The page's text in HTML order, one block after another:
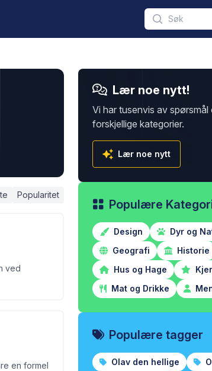
Popularitet
ved
en formel
Lær noe nytt!
Vi har tusenvis av spørsmål
forskjellige kategorier.
Lær noe nytt
Populære
Design
Dyr og
Geografi
Historie
Hus og Hage
Mat og Drikke
Populære tagger
Olav den hellige